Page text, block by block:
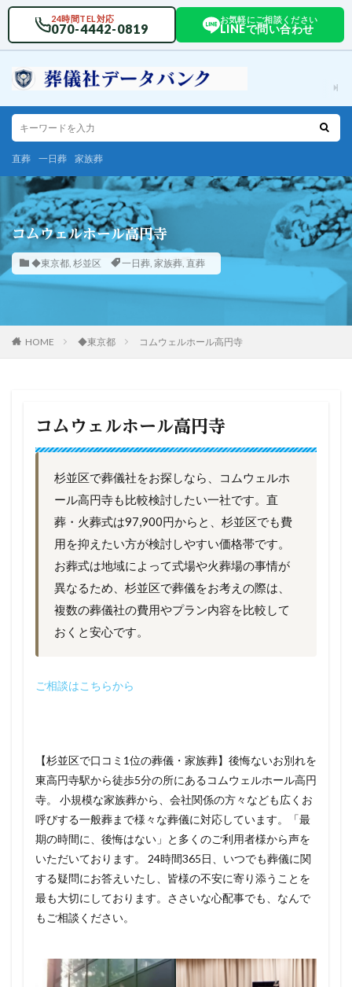
24時間TEL対応
070-4442-0819
お気軽にご相談ください
LINEで問い合わせ
直葬 一日葬 家族葬
コムウェルホール高円寺
◆東京都, 杉並区 一日葬, 家族葬, 直葬
HOME ◆東京都 コムウェルホール高円寺
コムウェルホール高円寺
杉並区で葬儀社をお探しなら、コムウェルホ
ール高円寺も比較検討したい一社です。直
葬・火葬式は97,900円からと、杉並区でも費
用を抑えたい方が検討しやすい価格帯です。
お葬式は地域によって式場や火葬場の事情が
異なるため、杉並区で葬儀をお考えの際は、
複数の葬儀社の費用やプラン内容を比較して
おくと安心です。
ご相談はこちらから
【杉並区で口コミ1位の葬儀・家族葬】後悔ないお別れを
東高円寺駅から徒歩5分の所にあるコムウェルホール高円
寺。 小規模な家族葬から、会社関係の方々なども広くお
呼びする一般葬まで様々な葬儀に対応しています。「最
期の時間に、後悔はない」と多くのご利用者様から声を
いただいております。 24時間365日、いつでも葬儀に関
する疑問にお答えいたし、皆様の不安に寄り添うことを
最も大切にしております。ささいな心配事でも、なんで
もご相談ください。